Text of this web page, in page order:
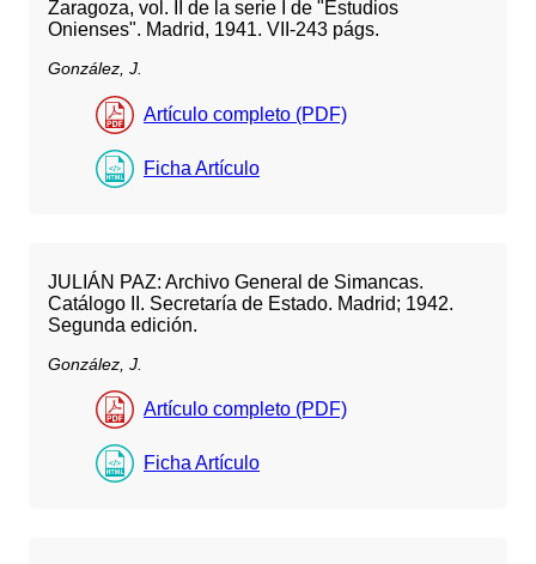
Zaragoza, vol. II de la serie I de "Estudios
Onienses". Madrid, 1941. VII-243 págs.
González, J.
Artículo completo (PDF)
Ficha Artículo
JULIÁN PAZ: Archivo General de Simancas.
Catálogo II. Secretaría de Estado. Madrid; 1942.
Segunda edición.
González, J.
Artículo completo (PDF)
Ficha Artículo